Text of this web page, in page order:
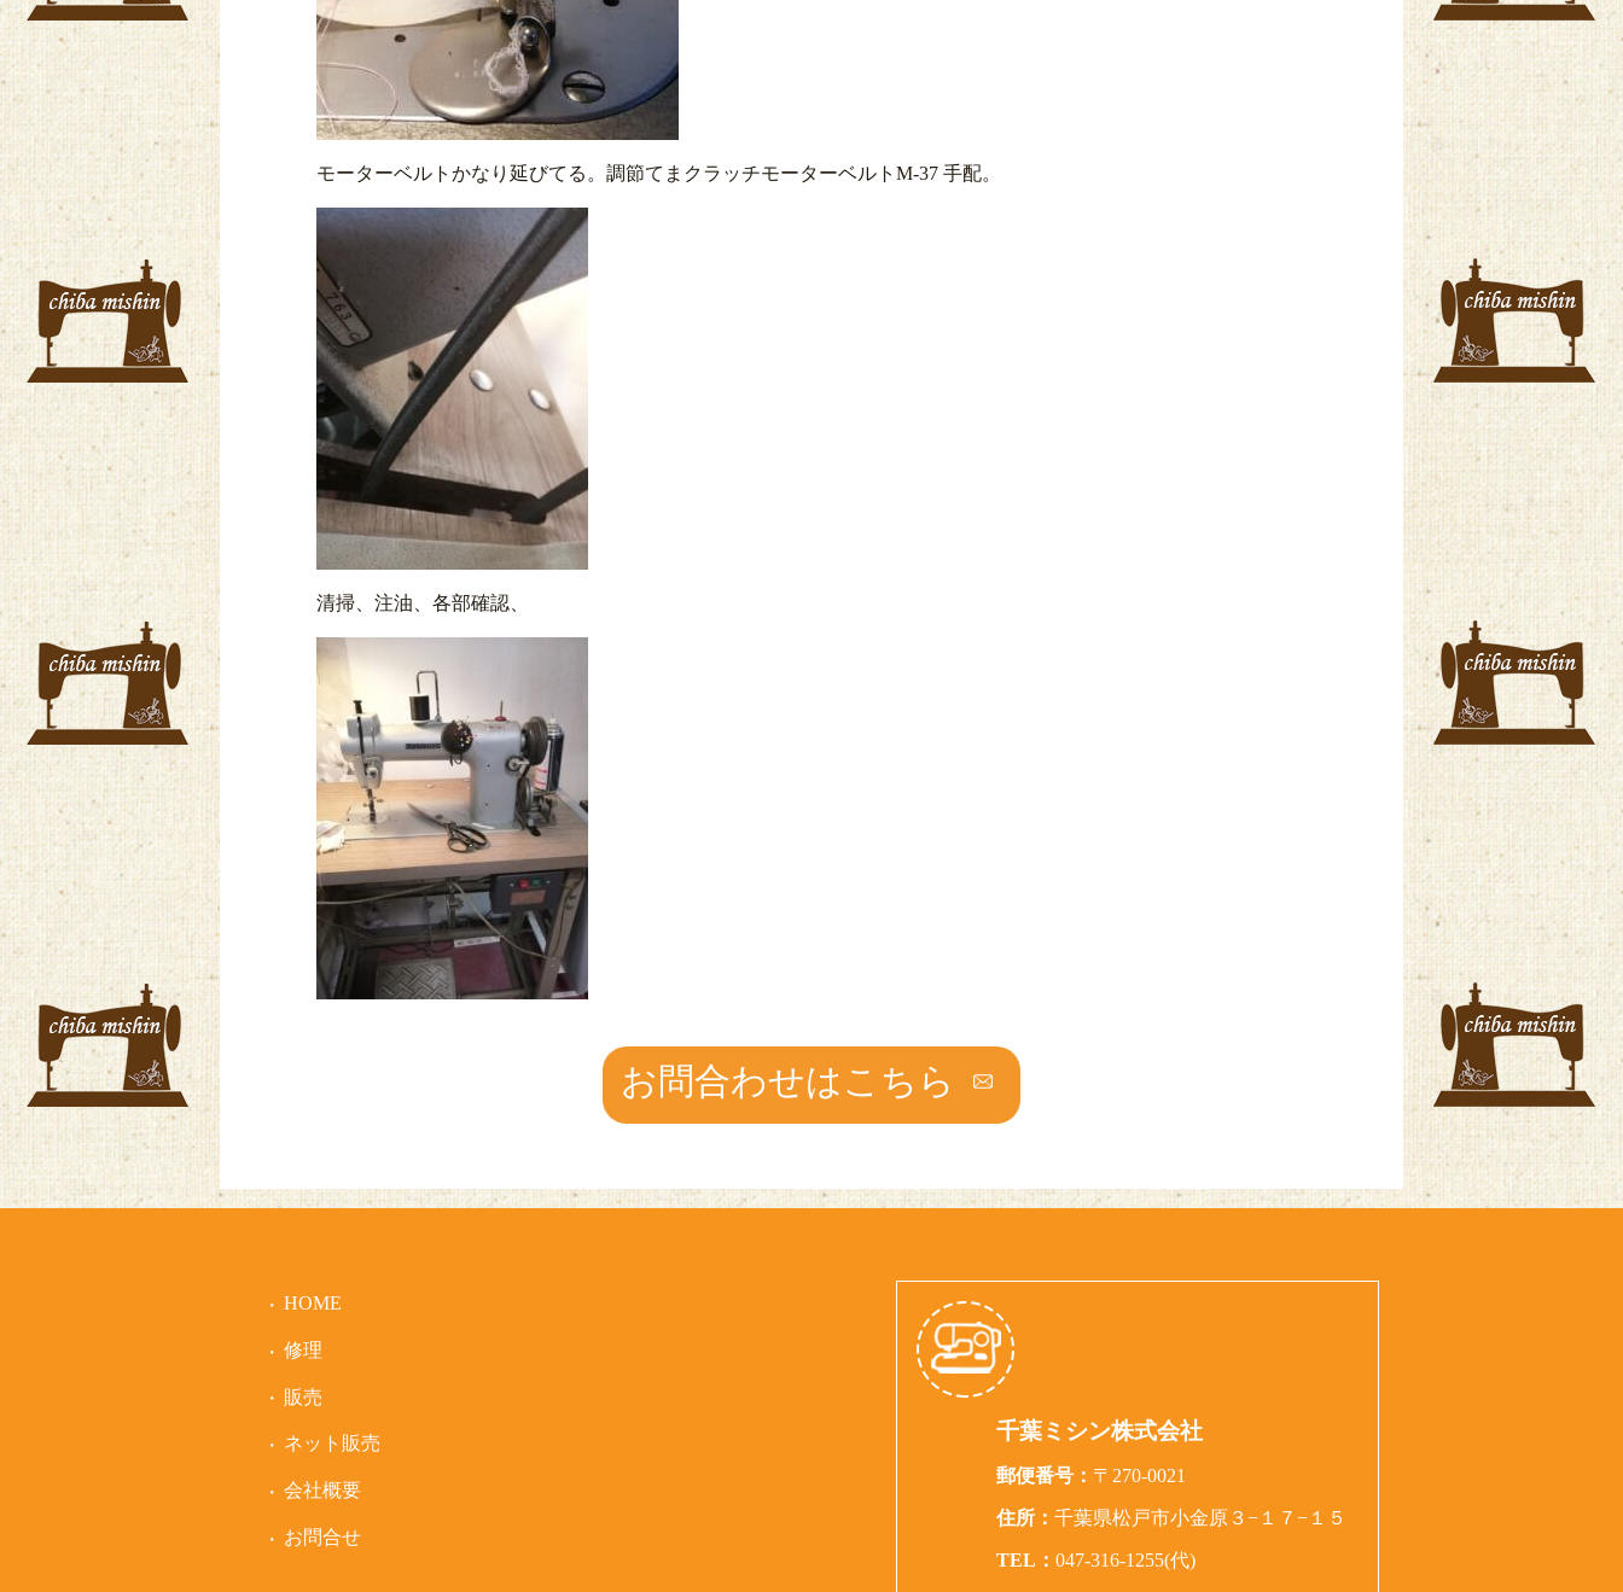
モーターベルトかなり延びてる。調節てまクラッチモーターベルトM-37 手配。
清掃、注油、各部確認、
お問合わせはこちら
HOME
修理
販売
ネット販売
会社概要
お問合せ
千葉ミシン株式会社
郵便番号： 〒270-0021
住所： 千葉県松戸市小金原３−１７−１５
TEL： 047-316-1255(代)